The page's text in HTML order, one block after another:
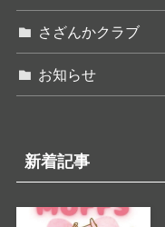
さざんかクラブ
お知らせ
新着記事